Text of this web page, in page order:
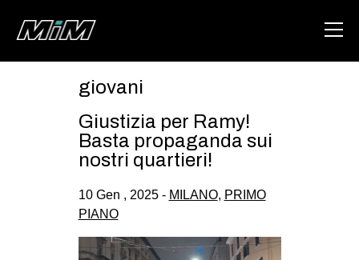
ABOUT
DEGENERAZIONE
CSOA LAMBRETTA
giovani
Giustizia per Ramy!
Basta propaganda sui
nostri quartieri!
10 Gen , 2025 - MILANO, PRIMO
PIANO